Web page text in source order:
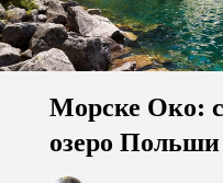
Морске Око:
озеро Польши